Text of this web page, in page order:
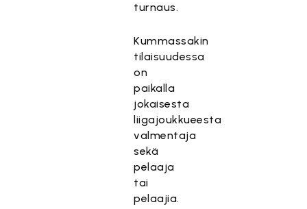
turnaus.
Kummassakin
tilaisuudessa
on
paikalla
jokaisesta
liigajoukkueesta
valmentaja
sekä
pelaaja
tai
pelaajia.